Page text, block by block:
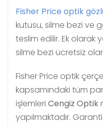
Fisher Price optik
kutusu, silme bezi ve
teslim edilir. Ek olarak
silme bezi ücretsiz
Fisher Price optik
kapsamındaki tüm
işlemleri Cengiz Optik
yapılmaktadır.